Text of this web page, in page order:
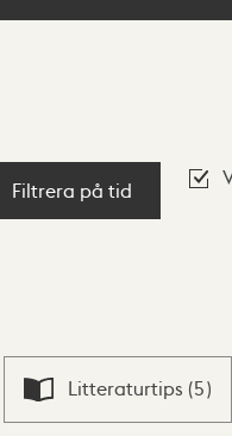
Filtrera på tid
Litteraturtips (5)